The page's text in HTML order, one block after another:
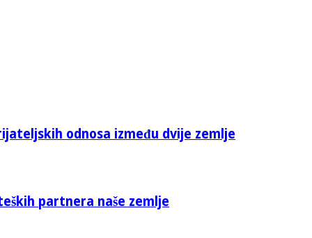
odnosa između dvije zemlje
partnera naše zemlje